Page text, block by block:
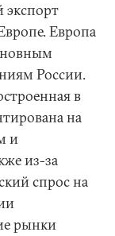
экспорт
Европа
России.
в
на
и
из-за
спрос на
рынки